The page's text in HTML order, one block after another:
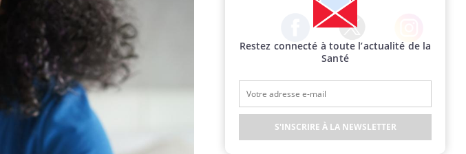
Facebook Twitter Instagram
Restez connecté à toute l’actualité de la
Santé
S'INSCRIRE À LA NEWSLETTER